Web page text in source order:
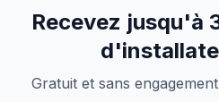
Recevez jusqu'à
Gratuit et sans